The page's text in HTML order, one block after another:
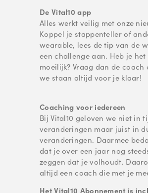
De Vital10 app
Alles werkt veilig met onze
Koppel je stappenteller of
wearable, lees de tip van de
een challenge aan. Heb je het
moeilijk? Vraag dan de coach
we staan altijd voor je klaar!
Coaching voor iedereen
Bij Vital10 geloven we niet in
veranderingen maar juist in
veranderingen. Daarmee
dat je over een jaar nog
zeggen dat je volhoudt.
altijd een coach die met je
Het Vital10 Abonnement is